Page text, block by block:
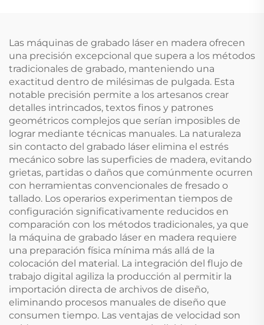
Las máquinas de grabado láser en madera ofrecen
una precisión excepcional que supera a los métodos
tradicionales de grabado, manteniendo una
exactitud dentro de milésimas de pulgada. Esta
notable precisión permite a los artesanos crear
detalles intrincados, textos finos y patrones
geométricos complejos que serían imposibles de
lograr mediante técnicas manuales. La naturaleza
sin contacto del grabado láser elimina el estrés
mecánico sobre las superficies de madera, evitando
grietas, partidas o daños que comúnmente ocurren
con herramientas convencionales de fresado o
tallado. Los operarios experimentan tiempos de
configuración significativamente reducidos en
comparación con los métodos tradicionales, ya que
la máquina de grabado láser en madera requiere
una preparación física mínima más allá de la
colocación del material. La integración del flujo de
trabajo digital agiliza la producción al permitir la
importación directa de archivos de diseño,
eliminando procesos manuales de diseño que
consumen tiempo. Las ventajas de velocidad son